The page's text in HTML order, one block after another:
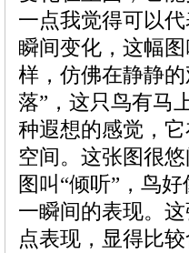
一点我觉得可以
瞬间变化，这幅
样，仿佛在静静
落”，这只鸟有马
种遐想的感觉，
空间。这张图很
图叫“倾听”，鸟
一瞬间的表现。
点表现，显得比